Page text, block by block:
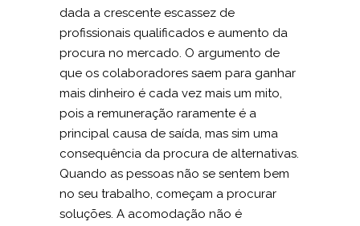
dada a crescente escassez de
profissionais qualificados e aumento da
procura no mercado. O argumento de
que os colaboradores saem para ganhar
mais dinheiro é cada vez mais um mito,
pois a remuneração raramente é a
principal causa de saída, mas sim uma
consequência da procura de alternativas.
Quando as pessoas não se sentem bem
no seu trabalho, começam a procurar
soluções. A acomodação não é